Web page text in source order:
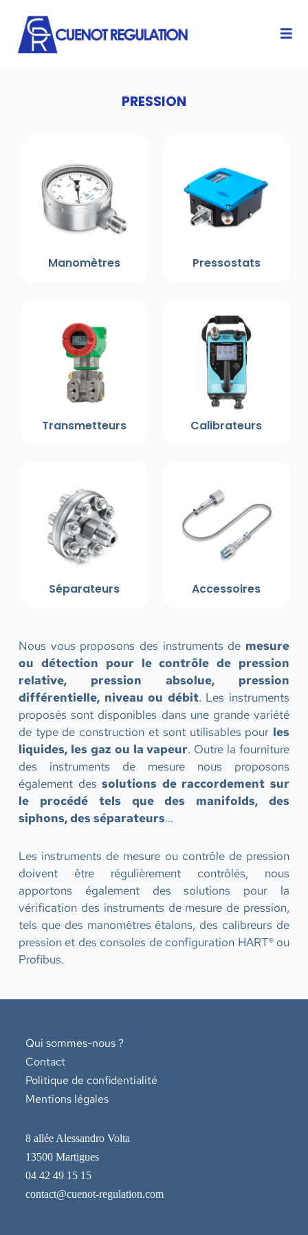
PRESSION
Manomètres Pressostats
Transmetteurs Calibrateurs
Séparateurs Accessoires
Nous vous proposons des instruments de mesure
ou détection pour le contrôle de pression
relative, pression absolue, pression
différentielle, niveau ou débit. Les instruments
proposés sont disponibles dans une grande variété
de type de construction et sont utilisables pour les
liquides, les gaz ou la vapeur. Outre la fourniture
des instruments de mesure nous proposons
également dessolutions de raccordement sur
le procédé tels que des manifolds, des
siphons, des séparateurs…
Les instruments de mesure ou contrôle de pression
doivent être régulièrement contrôlés, nous
apportons également des solutions pour la
vérification des instruments de mesure de pression,
tels que des manomètres étalons, des calibreurs de
pression et des consoles de configuration HART® ou
Profibus.
Qui sommes-nous ?
Contact
Politique de confidentialité
Mentions légales
8 allée Alessandro Volta
13500 Martigues
04 42 49 15 15
contact@cuenot-regulation.com